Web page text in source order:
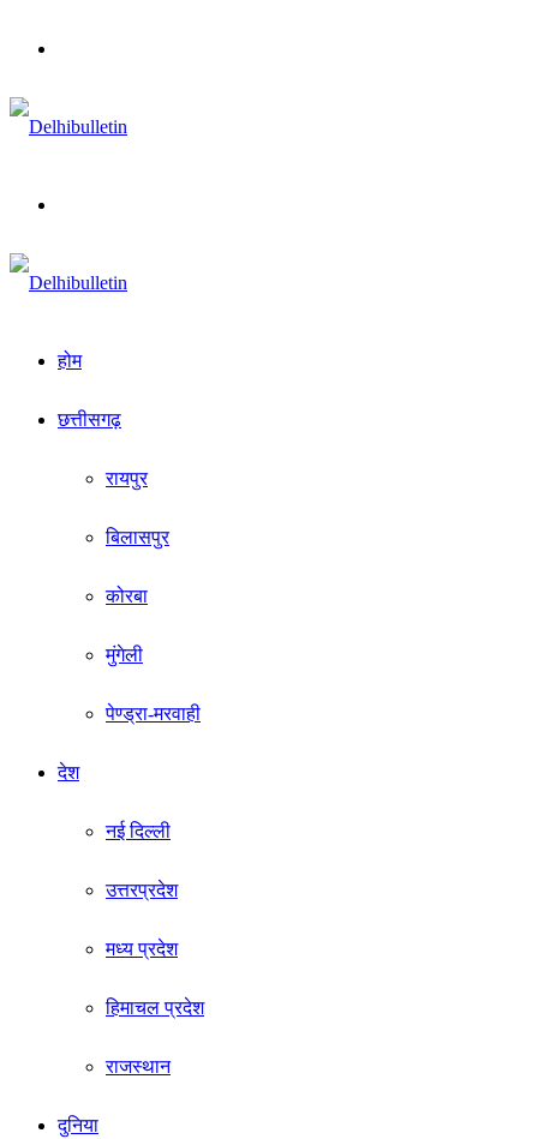
होम
छत्तीसगढ़
रायपुर
बिलासपुर
कोरबा
मुंगेली
पेण्ड्रा-मरवाही
देश
नई दिल्ली
उत्तरप्रदेश
मध्य प्रदेश
हिमाचल प्रदेश
राजस्थान
दुनिया